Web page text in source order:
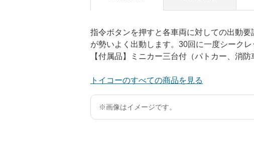
指令ボタンを押すと各車両に対しての出動
が勢いよく出動します。30回に一度シークレ
【付属品】ミニカー三台付（パトカー、消防
トイコーのすべての商品を見る
※画像はイメージです。